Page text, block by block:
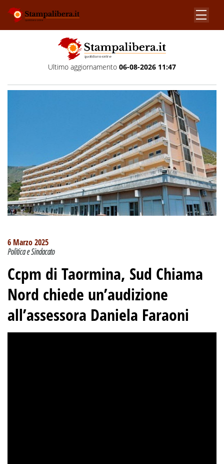
Ultimo aggiornamento 06-08-2026 11:47
6 Marzo 2025
Politica e Sindacato
Ccpm di Taormina, Sud Chiama
Nord chiede un’audizione
all’assessora Daniela Faraoni